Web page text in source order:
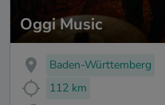
Oggi Music
Baden-Württemberg
112 km